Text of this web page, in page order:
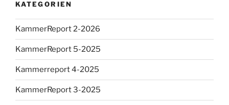
KATEGORIEN
KammerReport 2-2026
KammerReport 5-2025
Kammerreport 4-2025
KammerReport 3-2025